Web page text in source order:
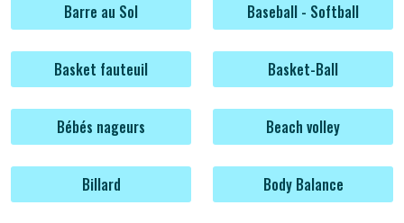
Barre au Sol Baseball - Softball
Basket fauteuil Basket-Ball
Bébés nageurs Beach volley
Billard Body Balance